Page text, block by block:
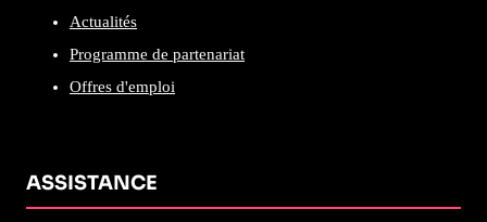
Actualités
Programme de partenariat
Offres d'emploi
ASSISTANCE